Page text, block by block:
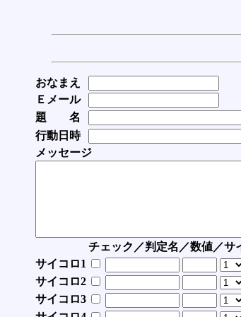
おなまえ
Ｅメール
題 名
行動日時
メッセージ
チェック／判定名／数値／サ
サイコロ1
サイコロ2
サイコロ3